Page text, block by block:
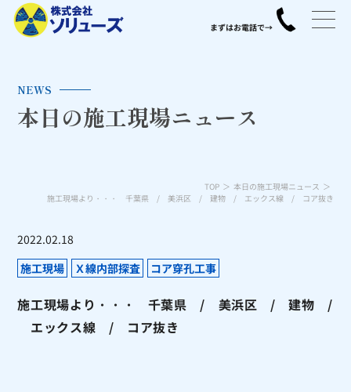
NEWS
本日の施工現場ニュース
TOP
本日の施工現場ニュース
施工現場より・・・ 千葉県 / 美浜区 / 建物 / エックス線 / コア抜き
2022.02.18
施工現場
Ｘ線内部探査 コア穿孔工事
施工現場より・・・ 千葉県 / 美浜区 / 建物 /
エックス線 / コア抜き